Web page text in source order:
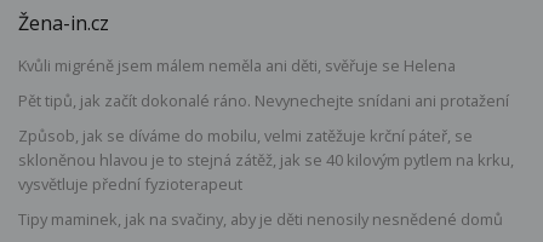
Žena-in.cz
Kvůli migréně jsem málem neměla ani děti, svěřuje se Helena
Pět tipů, jak začít dokonalé ráno. Nevynechejte snídani ani protažení
Způsob, jak se díváme do mobilu, velmi zatěžuje krční páteř, se
skloněnou hlavou je to stejná zátěž, jak se 40 kilovým pytlem na krku,
vysvětluje přední fyzioterapeut
Tipy maminek, jak na svačiny, aby je děti nenosily nesnědené domů